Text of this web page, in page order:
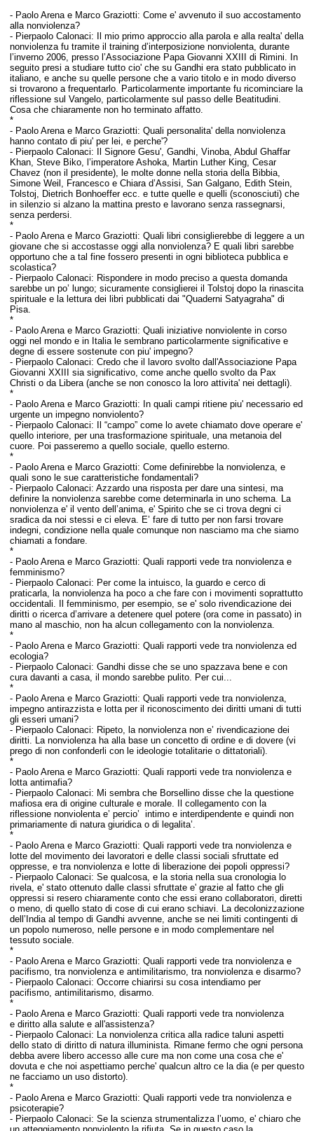
- Paolo Arena e Marco Graziotti: Come e' avvenuto il suo accostamento
alla nonviolenza?
- Pierpaolo Calonaci: Il mio primo approccio alla parola e alla realta' della
nonviolenza fu tramite il training d’interposizione nonviolenta, durante
l’inverno 2006, presso l’Associazione Papa Giovanni XXIII di Rimini. In
seguito presi a studiare tutto cio' che su Gandhi era stato pubblicato in
italiano, e anche su quelle persone che a vario titolo e in modo diverso
si trovarono a frequentarlo. Particolarmente importante fu ricominciare la
riflessione sul Vangelo, particolarmente sul passo delle Beatitudini.
Cosa che chiaramente non ho terminato affatto.
*
- Paolo Arena e Marco Graziotti: Quali personalita' della nonviolenza
hanno contato di piu' per lei, e perche'?
- Pierpaolo Calonaci: Il Signore Gesu', Gandhi, Vinoba, Abdul Ghaffar
Khan, Steve Biko, l’imperatore Ashoka, Martin Luther King, Cesar
Chavez (non il presidente), le molte donne nella storia della Bibbia,
Simone Weil, Francesco e Chiara d’Assisi, San Galgano, Edith Stein,
Tolstoj, Dietrich Bonhoeffer ecc. e tutte quelle e quelli (sconosciuti) che
in silenzio si alzano la mattina presto e lavorano senza rassegnarsi,
senza perdersi.
*
- Paolo Arena e Marco Graziotti: Quali libri consiglierebbe di leggere a un
giovane che si accostasse oggi alla nonviolenza? E quali libri sarebbe
opportuno che a tal fine fossero presenti in ogni biblioteca pubblica e
scolastica?
- Pierpaolo Calonaci: Rispondere in modo preciso a questa domanda
sarebbe un po’ lungo; sicuramente consiglierei il Tolstoj dopo la rinascita
spirituale e la lettura dei libri pubblicati dai "Quaderni Satyagraha" di
Pisa.
*
- Paolo Arena e Marco Graziotti: Quali iniziative nonviolente in corso
oggi nel mondo e in Italia le sembrano particolarmente significative e
degne di essere sostenute con piu' impegno?
- Pierpaolo Calonaci: Credo che il lavoro svolto dall'Associazione Papa
Giovanni XXIII sia significativo, come anche quello svolto da Pax
Christi o da Libera (anche se non conosco la loro attivita' nei dettagli).
*
- Paolo Arena e Marco Graziotti: In quali campi ritiene piu' necessario ed
urgente un impegno nonviolento?
- Pierpaolo Calonaci: Il “campo” come lo avete chiamato dove operare e'
quello interiore, per una trasformazione spirituale, una metanoia del
cuore. Poi passeremo a quello sociale, quello esterno.
*
- Paolo Arena e Marco Graziotti: Come definirebbe la nonviolenza, e
quali sono le sue caratteristiche fondamentali?
- Pierpaolo Calonaci: Azzardo una risposta per dare una sintesi, ma
definire la nonviolenza sarebbe come determinarla in uno schema. La
nonviolenza e' il vento dell’anima, e' Spirito che se ci trova degni ci
sradica da noi stessi e ci eleva. E’ fare di tutto per non farsi trovare
indegni, condizione nella quale comunque non nasciamo ma che siamo
chiamati a fondare.
*
- Paolo Arena e Marco Graziotti: Quali rapporti vede tra nonviolenza e
femminismo?
- Pierpaolo Calonaci: Per come la intuisco, la guardo e cerco di
praticarla, la nonviolenza ha poco a che fare con i movimenti soprattutto
occidentali. Il femminismo, per esempio, se e' solo rivendicazione dei
diritti o ricerca d’arrivare a detenere quel potere (ora come in passato) in
mano al maschio, non ha alcun collegamento con la nonviolenza.
*
- Paolo Arena e Marco Graziotti: Quali rapporti vede tra nonviolenza ed
ecologia?
- Pierpaolo Calonaci: Gandhi disse che se uno spazzava bene e con
cura davanti a casa, il mondo sarebbe pulito. Per cui...
*
- Paolo Arena e Marco Graziotti: Quali rapporti vede tra nonviolenza,
impegno antirazzista e lotta per il riconoscimento dei diritti umani di tutti
gli esseri umani?
- Pierpaolo Calonaci: Ripeto, la nonviolenza non e’ rivendicazione dei
diritti. La nonviolenza ha alla base un concetto di ordine e di dovere (vi
prego di non confonderli con le ideologie totalitarie o dittatoriali).
*
- Paolo Arena e Marco Graziotti: Quali rapporti vede tra nonviolenza e
lotta antimafia?
- Pierpaolo Calonaci: Mi sembra che Borsellino disse che la questione
mafiosa era di origine culturale e morale. Il collegamento con la
riflessione nonviolenta e’ percio’ intimo e interdipendente e quindi non
primariamente di natura giuridica o di legalita’.
*
- Paolo Arena e Marco Graziotti: Quali rapporti vede tra nonviolenza e
lotte del movimento dei lavoratori e delle classi sociali sfruttate ed
oppresse, e tra nonviolenza e lotte di liberazione dei popoli oppressi?
- Pierpaolo Calonaci: Se qualcosa, e la storia nella sua cronologia lo
rivela, e' stato ottenuto dalle classi sfruttate e' grazie al fatto che gli
oppressi si resero chiaramente conto che essi erano collaboratori, diretti
o meno, di quello stato di cose di cui erano schiavi. La decolonizzazione
dell’India al tempo di Gandhi avvenne, anche se nei limiti contingenti di
un popolo numeroso, nelle persone e in modo complementare nel
tessuto sociale.
*
- Paolo Arena e Marco Graziotti: Quali rapporti vede tra nonviolenza e
pacifismo, tra nonviolenza e antimilitarismo, tra nonviolenza e disarmo?
- Pierpaolo Calonaci: Occorre chiarirsi su cosa intendiamo per
pacifismo, antimilitarismo, disarmo.
*
- Paolo Arena e Marco Graziotti: Quali rapporti vede tra nonviolenza
e diritto alla salute e all'assistenza?
- Pierpaolo Calonaci: La nonviolenza critica alla radice taluni aspetti
dello stato di diritto di natura illuminista. Rimane fermo che ogni persona
debba avere libero accesso alle cure ma non come una cosa che e'
dovuta e che noi aspettiamo perche' qualcun altro ce la dia (e per questo
ne facciamo un uso distorto).
*
- Paolo Arena e Marco Graziotti: Quali rapporti vede tra nonviolenza e
psicoterapie?
- Pierpaolo Calonaci: Se la scienza strumentalizza l’uomo, e' chiaro che